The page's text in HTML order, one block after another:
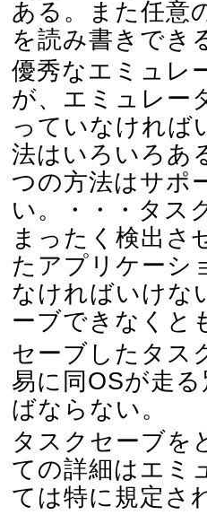
ある。また任意
を読み書きでき
優秀なエミュレ
が、エミュレー
っていなければ
法はいろいろあ
つの方法はサポ
い。・・・タス
まったく検出さ
たアプリケーシ
なければいけな
ーブできなくと
セーブしたタス
易に同OSが走
ばならない。
タスクセーブを
ての詳細はエミ
ては特に規定さ